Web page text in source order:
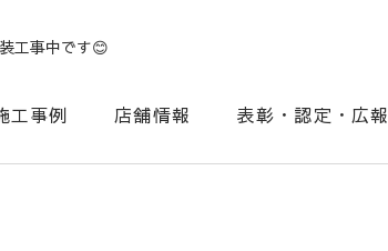
工事中です😊
工事例 店舗情報 表彰・認定・広報